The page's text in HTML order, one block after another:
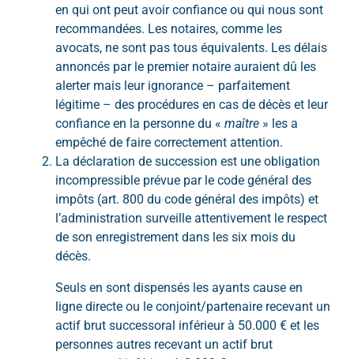
en qui ont peut avoir confiance ou qui nous sont
recommandées. Les notaires, comme les
avocats, ne sont pas tous équivalents. Les délais
annoncés par le premier notaire auraient dû les
alerter mais leur ignorance – parfaitement
légitime – des procédures en cas de décès et leur
confiance en la personne du « maître » les a
empêché de faire correctement attention.
La déclaration de succession est une obligation
incompressible prévue par le code général des
impôts (art. 800 du code général des impôts) et
l’administration surveille attentivement le respect
de son enregistrement dans les six mois du
décès.
Seuls en sont dispensés les ayants cause en
ligne directe ou le conjoint/partenaire recevant un
actif brut successoral inférieur à 50.000 € et les
personnes autres recevant un actif brut